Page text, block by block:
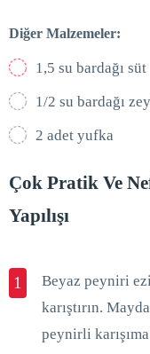
Diğer Malzemeler:
1,5 su bardağı süt
1/2 su bardağı
2 adet yufka
Çok Pratik Ve
Yapılışı
1
Beyaz peyniri
karıştırın.
peynirli